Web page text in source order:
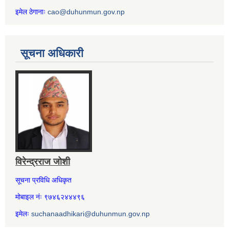
इमेल ठेगानाः cao@duhunmun.gov.np
सूचना अधिकारी
विरेन्द्रराज जोशी
सूचना प्रविधि अधिकृत
मोबाइल नंः ९७४६२४४४९६
इमेलः suchanaadhikari@duhunmun.gov.np